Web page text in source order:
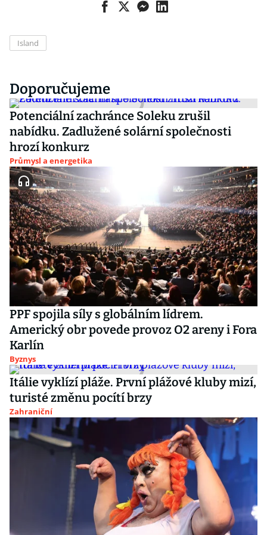
Island
Doporučujeme
Potenciální zachránce Soleku zrušil
nabídku. Zadlužené solární společnosti
hrozí konkurz
Průmysl a energetika
PPF spojila síly s globálním lídrem.
Americký obr povede provoz O2 areny i Fora
Karlín
Byznys
Itálie vyklízí pláže. První plážové kluby mizí,
turisté změnu pocítí brzy
Zahraniční